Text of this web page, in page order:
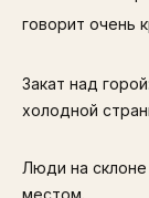
говорит очень
Закат над
холодной
Люди на склоне
местом.